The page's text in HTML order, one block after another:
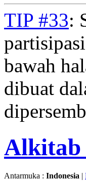
TIP #33:
bawah
dibuat
Alkitab
Antarmuka : Indonesia |